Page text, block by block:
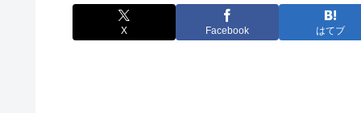
X Facebook はてブ